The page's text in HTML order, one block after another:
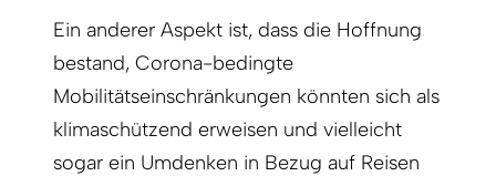
Ein anderer Aspekt ist, dass die Hoffnung
bestand, Corona-bedingte
Mobilitätseinschränkungen könnten sich als
klimaschützend erweisen und vielleicht
sogar ein Umdenken in Bezug auf Reisen